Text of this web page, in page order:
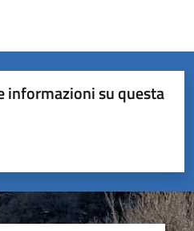
informazioni su questa
su 5
5